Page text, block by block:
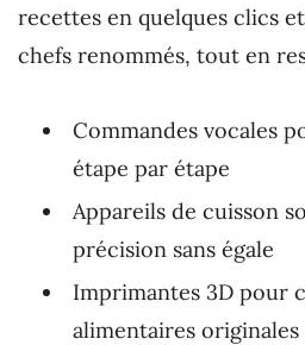
recettes en quelques clics
chefs renommés, tout en
Commandes vocales
étape par étape
Appareils de cuisson
précision sans égale
Imprimantes 3D pour
alimentaires originales